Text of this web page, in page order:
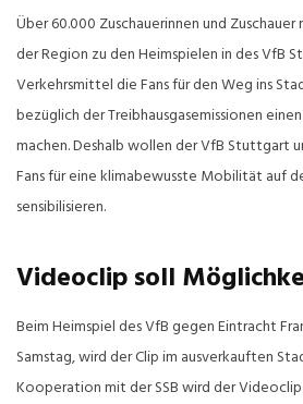
Über 60.000 Zuschauerinnen und
der Region zu den Heimspielen in des VfB
Verkehrsmittel die Fans für den Weg ins
bezüglich der Treibhausgasemissionen
machen. Deshalb wollen der VfB Stuttgart
Fans für eine klimabewusste Mobilität auf
sensibilisieren.
Videoclip soll
Beim Heimspiel des VfB gegen Eintracht
Samstag, wird der Clip im ausverkauften
Kooperation mit der SSB wird der